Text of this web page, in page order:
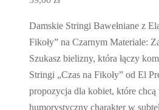
Damskie Stringi Bawełniane z
Fikoły” na Czarnym Materiale:
Szukasz bielizny, która łączy
Stringi „Czas na Fikoły” od El
propozycja dla kobiet, które
humorystyczny charakter w